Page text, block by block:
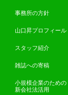
事務所の方針
山口昇プロフィール
スタッフ紹介
雑誌への寄稿
小規模企業のための
新会社法活用